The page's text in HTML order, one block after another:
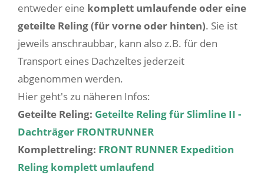
entweder eine komplett umlaufende oder eine
geteilte Reling (für vorne oder hinten). Sie ist
jeweils anschraubbar, kann also z.B. für den
Transport eines Dachzeltes jederzeit
abgenommen werden.
Hier geht's zu näheren Infos:
Geteilte Reling: Geteilte Reling für Slimline II -
Dachträger FRONTRUNNER
Komplettreling: FRONT RUNNER Expedition
Reling komplett umlaufend